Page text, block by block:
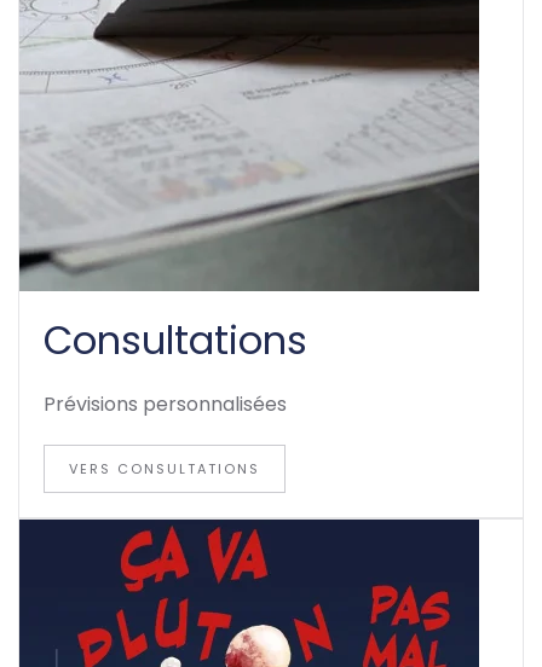
Consultations
Prévisions personnalisées
VERS CONSULTATIONS